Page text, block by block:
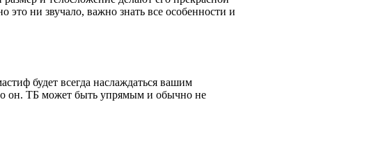
ни звучало, важно знать все особенности и
будет всегда наслаждаться вашим
он. ТБ может быть упрямым и обычно не